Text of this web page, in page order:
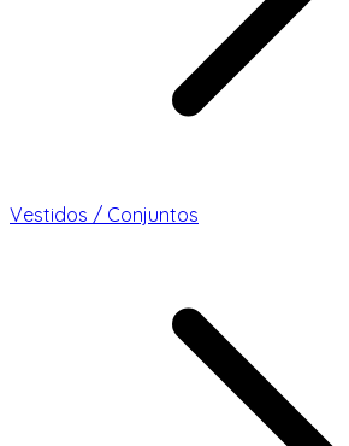
Vestidos / Conjuntos